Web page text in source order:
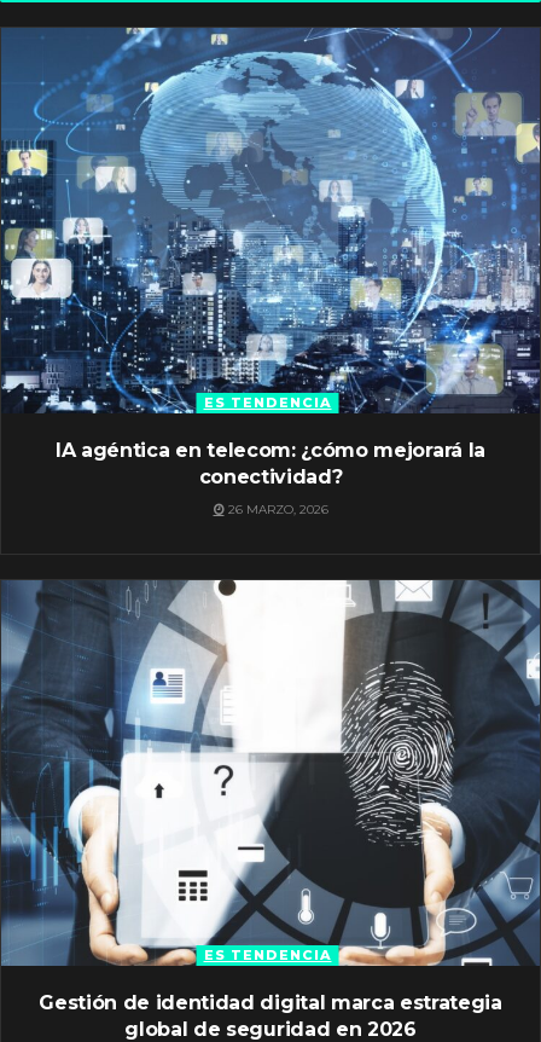
ES TENDENCIA
IA agéntica en telecom: ¿cómo mejorará la
conectividad?
26 MARZO, 2026
ES TENDENCIA
Gestión de identidad digital marca estrategia
global de seguridad en 2026